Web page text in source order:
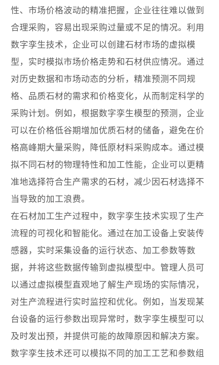
性、市场价格波动的精准把握，企业往往难以做到
合理采购，容易出现采购过量或不足的情况。利用
数字孪生技术，企业可以创建石材市场的虚拟模
型，实时模拟市场价格走势和石材供应情况。通过
对历史数据和市场动态的分析，精准预测不同规
格、品质石材的需求和价格变化，从而制定科学的
采购计划。例如，根据数字孪生模型的预测，企业
可以在价格低谷期增加优质石材的储备，避免在价
格高峰期大量采购，降低原材料采购成本。通过模
拟不同石材的物理特性和加工性能，企业可以更精
准地选择符合生产需求的石材，减少因石材选择不
当导致的加工浪费。
在石材加工生产过程中，数字孪生技术实现了生产
流程的可视化和智能化。通过在加工设备上安装传
感器，实时采集设备的运行状态、加工参数等数
据，并将这些数据传输到虚拟模型中。管理人员可
以通过虚拟模型直观地了解生产现场的实际情况，
对生产流程进行实时监控和优化。例如，当发现某
台设备的运行参数出现异常时，数字孪生模型可以
及时发出预，并提供可能的故障原因和解决方案。
数字孪生技术还可以模拟不同的加工工艺和参数组